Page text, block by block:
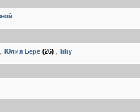
Юлия Бере (26) liliy